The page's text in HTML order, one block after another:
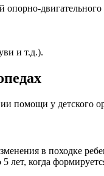
опорно-двигательного
и т.д.).
помощи у детского
в походке
лет, когда